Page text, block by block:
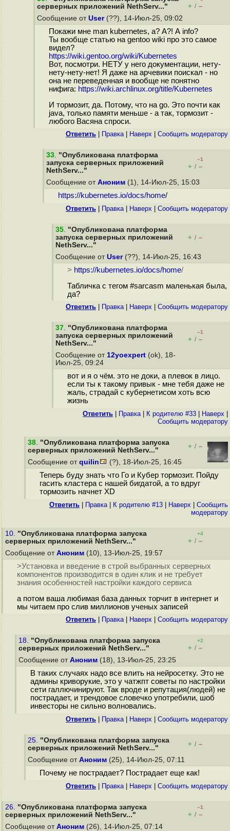
серверных приложений NethServ..."
+ / –
Сообщение от User(??), 14-Июл-25, 09:02
Покажи мне man kubernetes, а? А?! А info?
Ты вообще статью на gentoo wiki про это самое
видел?
https://wiki.gentoo.org/wiki/Kubernetes
Вот, посмотри. НЕТУ у него документации, нету-
нету-нету-нет! Я даже на арчевики поискал - но
она не переведенная и вообще не понятно
нифига: https://wiki.archlinux.org/title/Kubernetes
И тормозит, да. Потому, что на go. Это почти как
java, только памяти меньше - а так, тормозит -
любого Васяна спроси.
Ответить Правка| Наверх Cообщить модератору
33. "Опубликована платформа
запуска серверных приложений
NethServ..."
–1
+ / –
Сообщение от Аноним (1), 14-Июл-25, 15:03
https://kubernetes.io/docs/home/
Ответить Правка| Наверх Cообщить модератору
35. "Опубликована платформа
запуска серверных приложений
NethServ..."
+ / –
Сообщение от User(??), 14-Июл-25, 16:43
> https://kubernetes.io/docs/home/
Табличка с тегом #sarcasm маленькая была,
да?
Ответить Правка| Наверх Cообщить модератору
37. "Опубликована платформа
запуска серверных приложений
NethServ..."
–1
+ / –
Сообщение от 12yoexpert (ok), 18-
Июл-25, 09:24
вот и я о чём. это не доки, а плевок в лицо.
если ты к такому привык - мне тебя даже не
жаль, страдай с кубернетисом хоть всю
жизнь
Ответить Правка| К родителю #33 Наверх
Cообщить модератору
38. "Опубликована платформа запуска
серверных приложений NethServ..."
+ / –
Сообщение от quilin (?), 18-Июл-25, 16:45
Теперь буду знать что Го и Кубер тормозит. Пойду
гасить кластера с нашей бигдатой, а то вдруг
тормозить начнет XD
Ответить Правка| К родителю #13 Наверх
Cообщить
модератору
10. "Опубликована платформа запуска
серверных приложений NethServ..."
+4
+ / –
Сообщение от Аноним (10), 13-Июл-25, 19:57
>Установка и введение в строй выбранных серверных
компонентов производится в один клик и не требует
знания особенностей настройки каждого сервиса
а потом ваша любимая база данных торчит в интернет и
мы читаем про слив миллионов ученых записей
Ответить Правка| Наверх Cообщить модератору
18. "Опубликована платформа запуска
серверных приложений NethServ..."
+2
+ / –
Сообщение от Аноним (18), 13-Июл-25, 23:25
В таких случаях надо все влить на нейросетку. Это не
админы криворукие, это у чатжпт советы по настройки
сети галлючинируют. Так вроде и репутация(людей) не
пострадает, и трендовое словечко употребили, шоб
инвесторы не сильно волновались.
Ответить Правка| Наверх Cообщить модератору
25. "Опубликована платформа запуска
серверных приложений NethServ..."
+ / –
Сообщение от Аноним (25), 14-Июл-25, 07:11
Почему не пострадает? Пострадает еще как!
Ответить Правка| Наверх Cообщить модератору
26. "Опубликована платформа запуска
серверных приложений NethServ..."
–1
+ / –
Сообщение от Аноним (26), 14-Июл-25, 07:14